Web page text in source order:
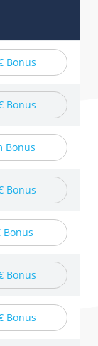
Bonus
Bonus
Bonus
Bonus
Bonus
Bonus
Bonus